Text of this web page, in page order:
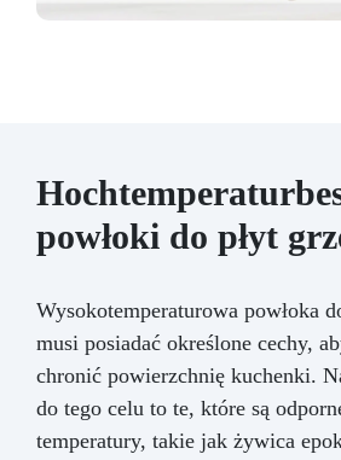
powłoki do płyt
Wysokotemperaturowa powłoka
musi posiadać określone cechy,
chronić powierzchnię kuchenki.
do tego celu to te, które są
temperatury, takie jak żywica